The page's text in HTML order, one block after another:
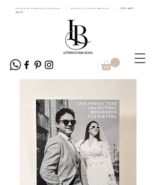
DISEÑOS PERSONALIZADOS | ENVÍOS A TODO MÉXICO | 333-667-
2419